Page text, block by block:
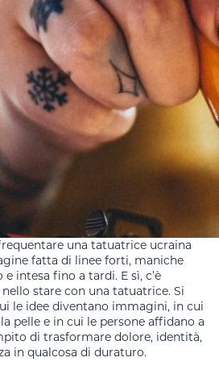
una tatuatrice ucraina
fatta di linee forti, maniche
intesa fino a tardi. E sì, c’è
stare con una tatuatrice. Si
le idee diventano immagini, in cui
pelle e in cui le persone affidano a
di trasformare dolore, identità,
in qualcosa di duraturo.